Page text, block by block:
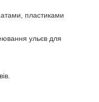
пластиками
ульєв для